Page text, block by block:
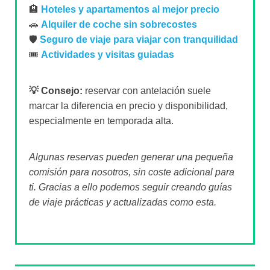
💡 Consejo:reservar con antelación suele
marcar la diferencia en precio y disponibilidad,
especialmente en temporada alta.
Algunas reservas pueden generar una pequeña
comisión para nosotros, sin coste adicional para
ti. Gracias a ello podemos seguir creando guías